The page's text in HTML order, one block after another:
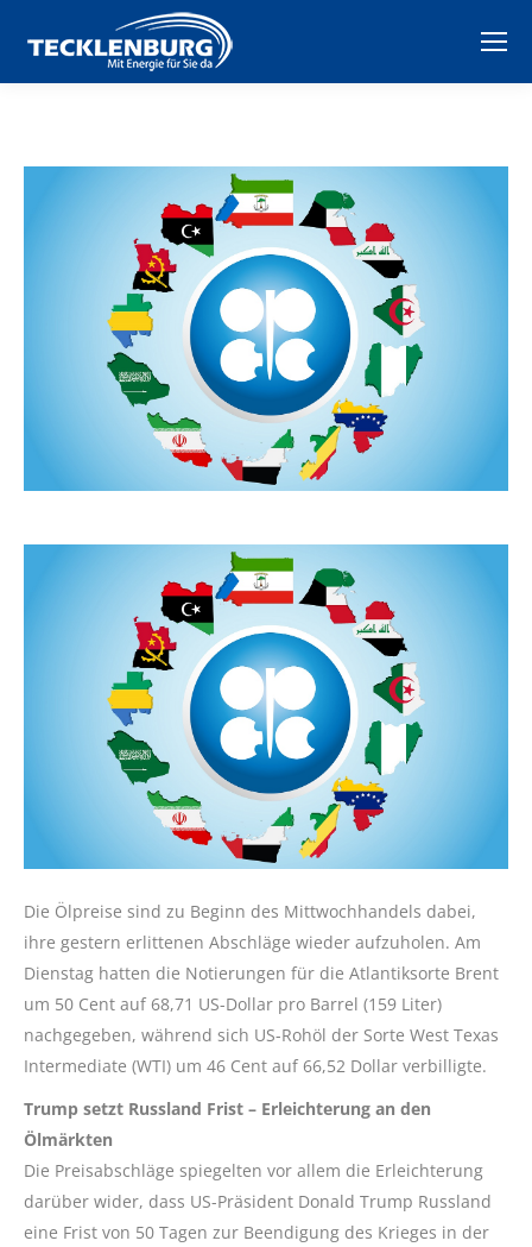
Die Ölpreise sind zu Beginn des Mittwochhandels dabei,
ihre gestern erlittenen Abschläge wieder aufzuholen. Am
Dienstag hatten die Notierungen für die Atlantiksorte Brent
um 50 Cent auf 68,71 US-Dollar pro Barrel (159 Liter)
nachgegeben, während sich US-Rohöl der Sorte West Texas
Intermediate (WTI) um 46 Cent auf 66,52 Dollar verbilligte.
Trump setzt Russland Frist – Erleichterung an den
Ölmärkten
Die Preisabschläge spiegelten vor allem die Erleichterung
darüber wider, dass US-Präsident Donald Trump Russland
eine Frist von 50 Tagen zur Beendigung des Krieges in der